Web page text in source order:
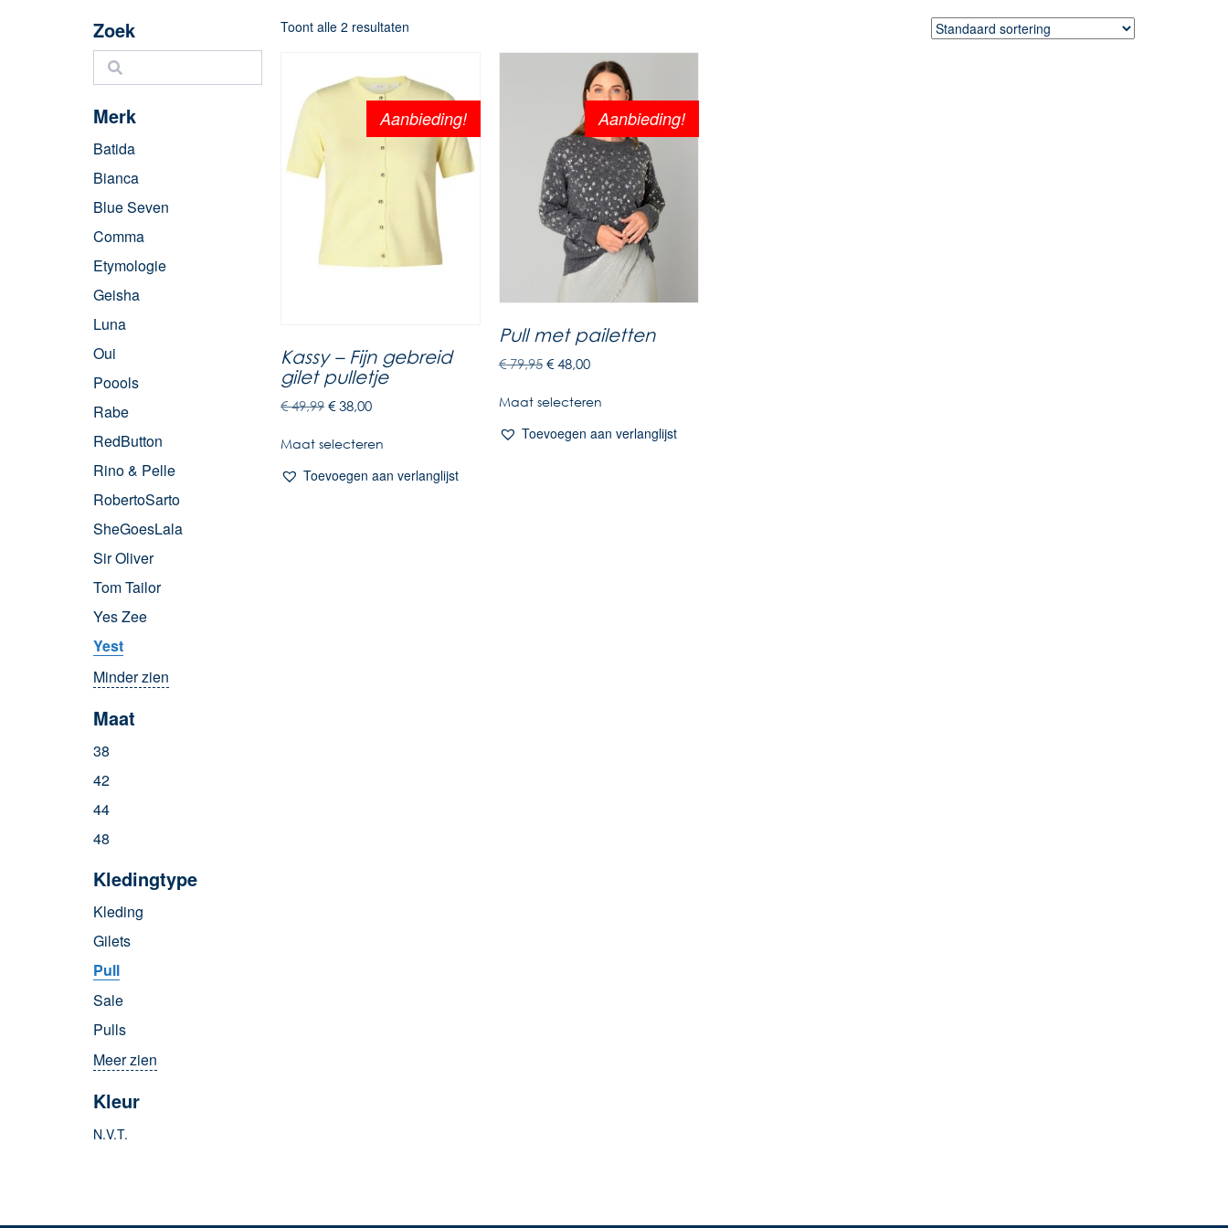
Zoek
Merk
Batida
Bianca
Blue Seven
Comma
Etymologie
Geisha
Luna
Oui
Poools
Rabe
RedButton
Rino & Pelle
RobertoSarto
SheGoesLala
Sir Oliver
Tom Tailor
Yes Zee
Yest
Minder zien
Maat
38
42
44
48
Kledingtype
Kleding
Gilets
Pull
Sale
Pulls
Meer zien
Kleur
N.V.T.
Toont alle 2 resultaten
Aanbieding!
Kassy – Fijn gebreid
gilet pulletje
€49,99 € 38,00
Maat selecteren
Toevoegen aan verlanglijst
Aanbieding!
Pull met pailetten
€79,95 €48,00
Maat selecteren
Toevoegen aan verlanglijst